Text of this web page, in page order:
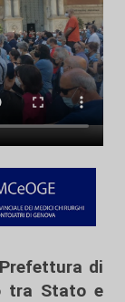
Prefettura di
tra Stato e